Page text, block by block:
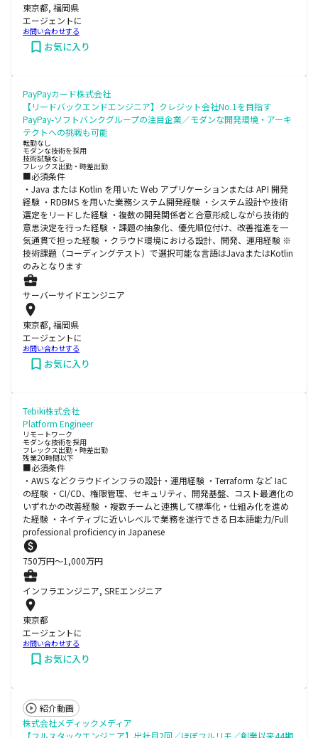
東京都, 福岡県
エージェントに
お問い合わせする
お気に入り
PayPayカード株式会社
【リードバックエンドエンジニア】クレジット会社No.1を目指す
PayPay-ソフトバンクグループの注目企業／モダンな開発環境・アーキ
テクトへの挑戦も可能
転勤なし
モダンな技術を採用
技術試験なし
フレックス出勤・時差出勤
■必須条件
・Java または Kotlin を用いた Web アプリケーションまたは API 開発
経験 ・RDBMS を用いた業務システム開発経験 ・システム設計や技術
選定をリードした経験 ・複数の開発関係者と合意形成しながら技術的
意思決定を行った経験 ・課題の抽象化、優先順位付け、改善推進を一
気通貫で担った経験 ・クラウド環境における設計、開発、運用経験 ※
技術課題（コーディングテスト）で選択可能な言語はJavaまたはKotlin
のみとなります
サーバーサイドエンジニア
東京都, 福岡県
エージェントに
お問い合わせする
お気に入り
Tebiki株式会社
Platform Engineer
リモートワーク
モダンな技術を採用
フレックス出勤・時差出勤
残業20時間以下
■必須条件
・AWS などクラウドインフラの設計・運用経験 ・Terraform など IaC
の経験 ・CI/CD、権限管理、セキュリティ、開発基盤、コスト最適化の
いずれかの改善経験 ・複数チームと連携して標準化・仕組み化を進め
た経験 ・ネイティブに近いレベルで業務を遂行できる日本語能力/Full
professional proficiency in Japanese
750万円〜1,000万円
インフラエンジニア, SREエンジニア
東京都
エージェントに
お問い合わせする
お気に入り
紹介動画
株式会社メディックメディア